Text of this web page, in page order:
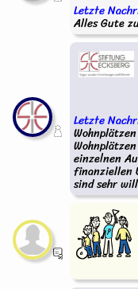
Letzte
Alles Gute
Letzte
einzelnen
finanziellen
sind sehr